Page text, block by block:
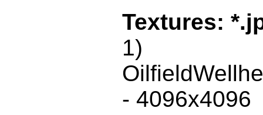
Textures:
1)
- 4096x4096